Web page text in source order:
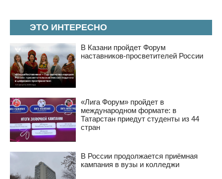
ЭТО ИНТЕРЕСНО
В Казани пройдет Форум
наставников-просветителей России
«Лига Форум» пройдет в
международном формате: в
Татарстан приедут студенты из 44
стран
В России продолжается приёмная
кампания в вузы и колледжи